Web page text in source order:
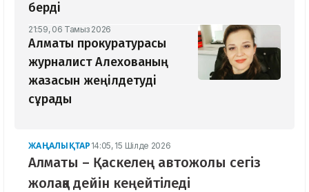
берді
21:59, 06 Тамыз 2026
Алматы прокуратурасы
журналист Алехованың
жазасын жеңілдетуді
сұрады
ЖАҢАЛЫҚТАР 14:05, 15 Шілде 2026
Алматы – Қаскелең автожолы сегіз
жолаққа дейін кеңейтіледі